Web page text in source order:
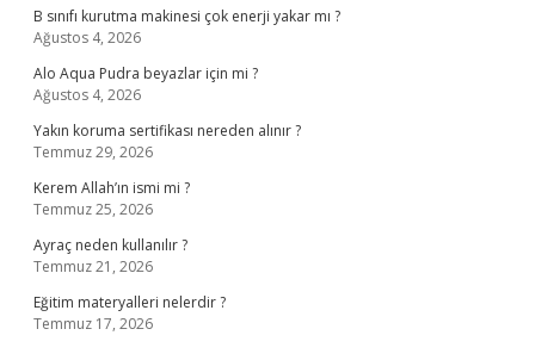
B sınıfı kurutma makinesi çok enerji yakar mı ?
Ağustos 4, 2026
Alo Aqua Pudra beyazlar için mi ?
Ağustos 4, 2026
Yakın koruma sertifikası nereden alınır ?
Temmuz 29, 2026
Kerem Allah’ın ismi mi ?
Temmuz 25, 2026
Ayraç neden kullanılır ?
Temmuz 21, 2026
Eğitim materyalleri nelerdir ?
Temmuz 17, 2026